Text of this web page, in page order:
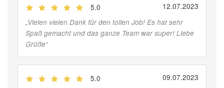
5.0 12.07.2023
„Vielen vielen Dank für den tollen Job! Es hat sehr
Spaß gemacht und das ganze Team war super! Liebe
Grüße“
5.0 09.07.2023